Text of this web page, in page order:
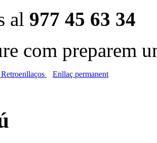
al 977 45 63 34
com preparem
Enllaç permanent